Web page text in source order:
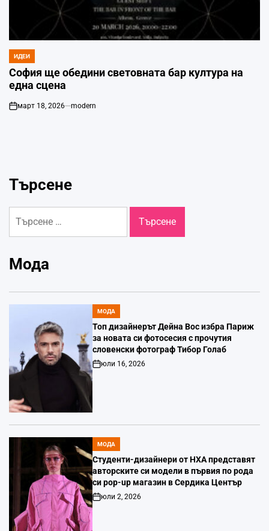
POSTED
IN
ИДЕИ
София ще обедини световната бар култура на
една сцена
on
март 18, 2026 modern
Търсене
за:
Мода
POSTED
IN
МОДА
Топ дизайнерът Дейна Вос избра Париж
за новата си фотосесия с прочутия
словенски фотограф Тибор Голаб
Post
Date
юли 16, 2026
POSTED
IN
МОДА
Студенти-дизайнери от НХА представят
авторските си модели в първия по рода
си pop-up магазин в Сердика Център
Post
Date
юли 2, 2026